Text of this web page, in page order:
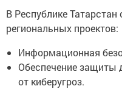
В Республике
региональных проектов:
Информационная
Обеспечение
от киберугроз.